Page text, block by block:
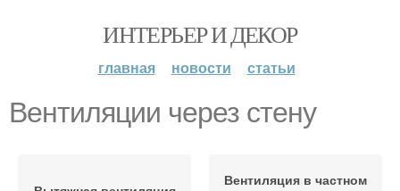
ИНТЕРЬЕР И ДЕКОР
главная новости статьи
Вентиляции через стену
Вентиляция в частном